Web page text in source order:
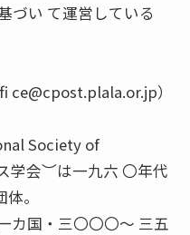
づい て運営している
ce@cpost.plala.or.jp）
Society of
学会︶は一九六 〇年代
。
カ国・三〇〇〇〜 三五